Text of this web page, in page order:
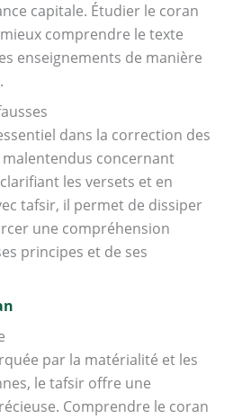
capitale. Étudier le coran
comprendre le texte
enseignements de manière
dans la correction des
concernant
les versets et en
tafsir, il permet de dissiper
une compréhension
principes et de ses
par la matérialité et les
le tafsir offre une
Comprendre le coran